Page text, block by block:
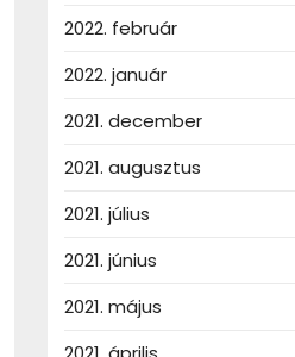
2022. február
2022. január
2021. december
2021. augusztus
2021. július
2021. június
2021. május